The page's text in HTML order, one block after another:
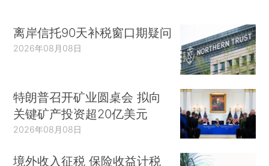
离岸信托90天补税窗口期疑问
2026年08月08日
特朗普召开矿业圆桌会 拟向
关键矿产投资超20亿美元
2026年08月08日
境外收入征税 保险收益计税